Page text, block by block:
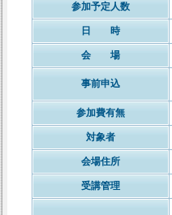
参加予定人数
日 時
会 場
事前申込
参加費有無
対象者
会場住所
受講管理